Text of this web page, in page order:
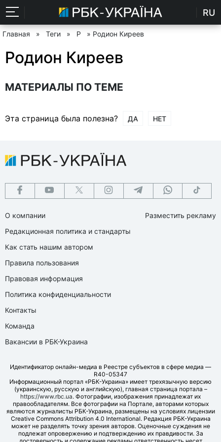
RU
Главная » Теги » Р » Родион Киреев
Родион Киреев
МАТЕРИАЛЫ ПО ТЕМЕ
Эта страница была полезна? ДА НЕТ
О компании
Редакционная политика и стандарты
Как стать нашим автором
Правила пользования
Правовая информация
Политика конфиденциальности
Контакты
Команда
Вакансии в РБК-Украина
Разместить рекламу
Идентификатор онлайн-медиа в Реестре субъектов в сфере медиа —
R40-05347
Информационный портал «РБК-Украина» имеет трехязычную версию
(украинскую, русскую и английскую), главная страница портала –
https://www.rbc.ua. Фотографии, изображения принадлежат их
правообладателям. Все фотографии на Портале, авторами которых
являются журналисты РБК-Украина, размещены на условиях лицензии
Creative Commons Attribution 4.0 International. Редакция РБК-Украина
может не разделять точку зрения авторов. Оценочные суждения не
подлежат опровержению и подтверждению их правдивости. За